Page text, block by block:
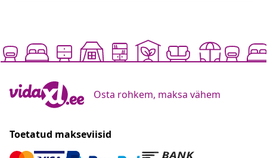
Osta rohkem, maksa vähem
Toetatud makseviisid